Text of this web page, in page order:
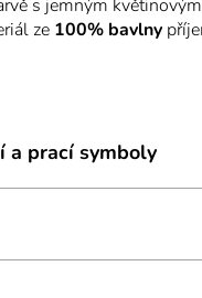
s jemným
ze 100% bavlny
knoflíková léga, která
a prací symboly